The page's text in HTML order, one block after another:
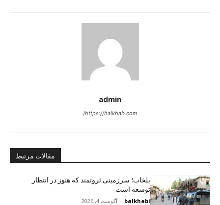
admin
https://balkhab.com/
مقالات مرتبط
بلخاب؛ سرزمینی ثروتمند که هنوز در انتظار
توسعه است
balkhabi
- آگوست 4, 2026